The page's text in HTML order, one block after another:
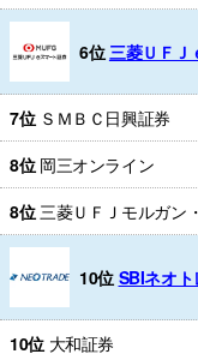
6位三菱ＵＦＪ
7位 ＳＭＢＣ日興証券
8位 岡三オンライン
8位三菱ＵＦＪモルガン
10位 SBIネオ
10位 大和証券